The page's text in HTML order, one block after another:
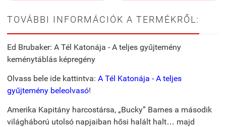
TOVÁBBI INFORMÁCIÓK A TERMÉKRŐL:
Ed Brubaker: A Tél Katonája - A teljes gyűjtemény
keménytáblás képregény
Olvass bele ide kattintva: A Tél Katonája - A teljes
gyűjtemény beleolvasó!
Amerika Kapitány harcostársa, „Bucky” Barnes a második
világháború utolsó napjai­ban hősi halált halt… majd